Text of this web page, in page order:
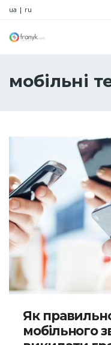
ua | ru
мобільні
Як
мобільного